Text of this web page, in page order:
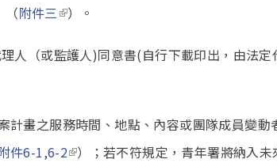
（附件三(link is external)
）。
人（或監護人)同意書(自行下載印出，由法
計畫之服務時間、地點、內容或團隊成員變動
件6-1,6-2(link is external)
）；若不符規定，青年署將納入未